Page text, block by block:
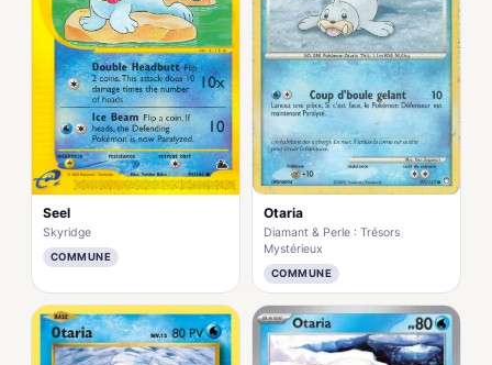
Seel
Skyridge
COMMUNE
Otaria
Diamant & Perle : Trésors
Mystérieux
COMMUNE